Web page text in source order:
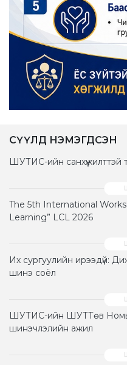
СҮҮЛД НЭМЭГДСЭН
ШУТИС-ийн санхүүжилттэй
The 5th International
Learning” LCL 2026
Их сургуулийн ирээдүй:
шинэ соёл
ШУТИС-ийн ШУТТөв
шинэчлэлийн ажил